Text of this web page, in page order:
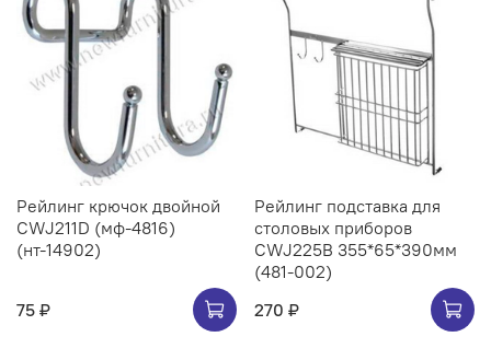
Рейлинг крючок двойной
CWJ211D (мф-4816)
(нт-14902)
75 ₽
Рейлинг подставка для
столовых приборов
CWJ225B 355*65*390мм
(481-002)
270 ₽